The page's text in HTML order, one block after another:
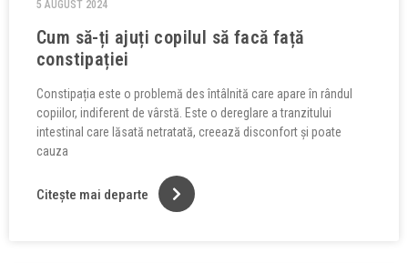
Cum să-ți ajuți copilul să facă față
constipației
Constipația este o problemă des întâlnită care apare în rândul
copiilor, indiferent de vârstă. Este o dereglare a tranzitului
intestinal care lăsată netratată, creează disconfort și poate
cauza
Citește mai departe
5 AUGUST 2024